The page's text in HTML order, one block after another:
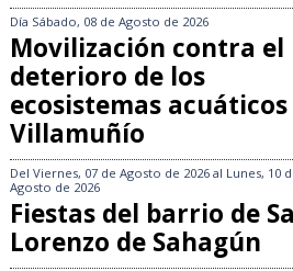
Día Sábado, 08 de Agosto de 2026
Movilización contra el
deterioro de los
ecosistemas acuáticos
Villamuñío
Del Viernes, 07 de Agosto de 2026 al Lunes, 10
Agosto de 2026
Fiestas del barrio de
Lorenzo de Sahagún